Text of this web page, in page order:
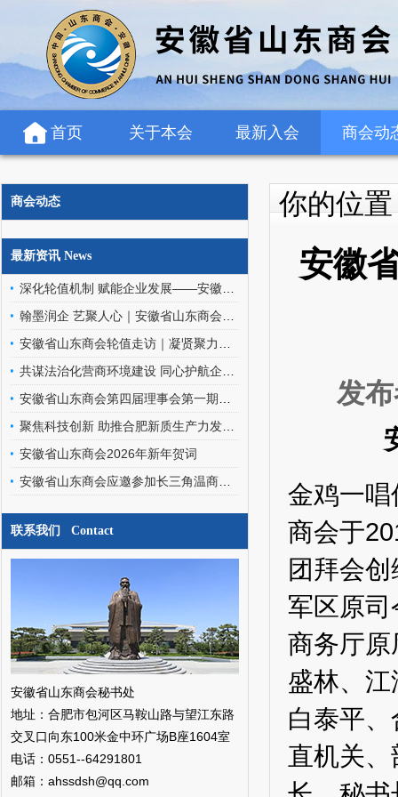
首页 关于本会 最新入会 商会动
商会动态
最新资讯 News
安徽省山东商会2026年新年贺词
联系我们 Contact
安徽省山东商会秘书处
地址：合肥市包河区马鞍山路与望江东路
交叉口向东100米金中环广场B座1604室
电话：0551--64291801
邮箱：ahssdsh@qq.com
你的位
安徽
发
金鸡一
商会于
团拜会创
军区原
商务厅
盛林、 江
白泰平
直机关